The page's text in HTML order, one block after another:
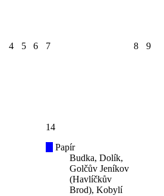
4 5 6 7 8 9
14
Papír
Budka, Dolík,
Golčův Jeníkov
(Havlíčkův
Brod), Kobylí